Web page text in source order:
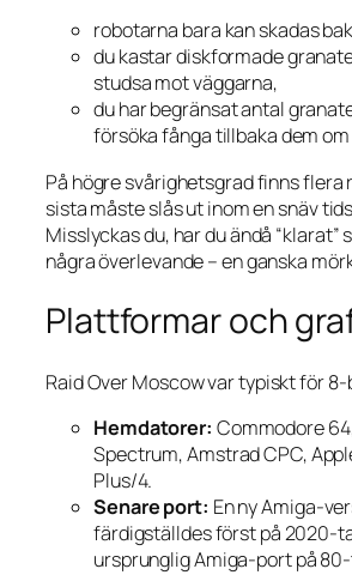
robotarna bara kan skadas
du kastar diskformade
studsa mot väggarna,
du har begränsat antal
försöka fånga tillbaka dem
På högre svårighetsgrad finns flera
sista måste slås ut inom en snäv
Misslyckas du, har du ändå “klarat”
några överlevande – en ganska
Plattformar och
Raid Over Moscowvar typiskt för 8-
Hemdatorer: Commodore
Spectrum, Amstrad CPC,
Plus/4.
Senare port: En ny Amiga-
färdigställdes först på 2020-
ursprunglig Amiga-port på